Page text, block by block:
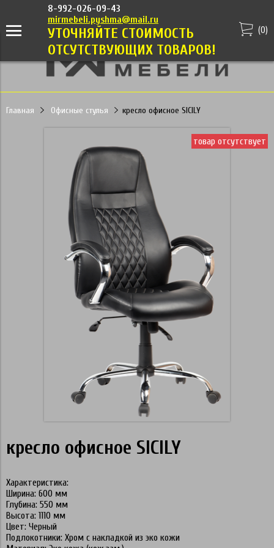
8-992-026-09-43
mirmebeli.pyshma@mail.ru
УТОЧНЯЙТЕ СТОИМОСТЬ
ОТСУТСТВУЮЩИХ ТОВАРОВ!
(0)
Главная Офисные стулья кресло офисное SICILY
товар отсутствует
кресло офисное SICILY
Характеристика:
Ширина: 600 мм
Глубина: 550 мм
Высота: 1110 мм
Цвет: Черный
Подлокотники: Хром с накладкой из эко кожи